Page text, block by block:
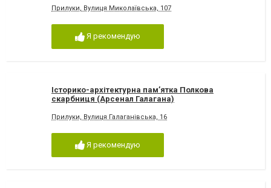
Прилуки, Вулиця Миколаївська, 107
Я рекомендую
Історико-архітектурна пам’ятка Полкова
скарбниця (Арсенал Галагана)
Прилуки, Вулиця Галаганівська, 16
Я рекомендую